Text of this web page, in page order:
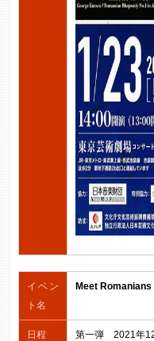
イベン
ト名
Meet Romanians
日程
第一弾 2021年